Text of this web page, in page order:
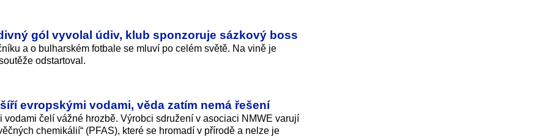
gól vyvolal údiv, klub sponzoruje sázkový boss
a o bulharském fotbale se mluví po celém světě. Na vině je
odstartoval.
evropskými vodami, věda zatím nemá řešení
vodami čelí vážné hrozbě. Výrobci sdružení v asociaci NMWE varují
chemikálií“ (PFAS), které se hromadí v přírodě a nelze je